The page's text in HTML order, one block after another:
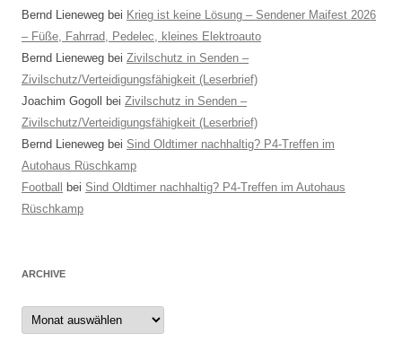
Bernd Lieneweg bei Krieg ist keine Lösung – Sendener Maifest 2026
– Füße, Fahrrad, Pedelec, kleines Elektroauto
Bernd Lieneweg bei Zivilschutz in Senden –
Zivilschutz/Verteidigungsfähigkeit (Leserbrief)
Joachim Gogoll
bei Zivilschutz in Senden –
Zivilschutz/Verteidigungsfähigkeit (Leserbrief)
Bernd Lieneweg bei Sind Oldtimer nachhaltig? P4-Treffen im
Autohaus Rüschkamp
Football
bei Sind Oldtimer nachhaltig? P4-Treffen im Autohaus
Rüschkamp
ARCHIVE
Archive